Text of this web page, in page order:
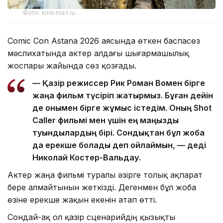
Фото: kino.mail.ru
Comic Con Astana 2026 аясында өткен баспасөз
мәслихатында актер алдағы шығармашылық
жоспары жайында сөз қозғады.
— Қазір режиссер Рик Роман Вомен бірге
жаңа фильм түсіріп жатырмыз. Бұған дейін
де онымен бірге жұмыс істедім. Оның Shot
Caller фильмі мен үшін ең маңызды
туындылардың бірі. Сондықтан бұл жоба
да ерекше болады деп ойлаймын, — деді
Николай Костер-Вальдау.
Актер жаңа фильмі туралы әзірге толық ақпарат
бере алмайтынын жеткізді. Дегенмен бұл жоба
өзіне ерекше жақын екенін атап өтті.
Сондай-ақ ол қазір сценарийдің қызықты